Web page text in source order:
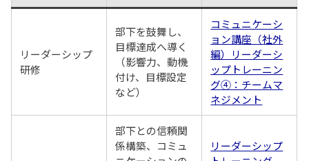
リーダーシップ
研修
部下を鼓舞し、
目標達成へ導く
（影響力、動機
付け、目標設定
など）
コミュニケーシ
ョン講座（社外
編）リーダーシ
ップトレーニン
グ④：チームマ
ネジメント
部下との信頼関
係構築、コミュ
リーダーシップ